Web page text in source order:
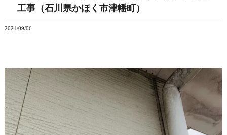
工事（石川県かほく市津幡町）
2021/09/06